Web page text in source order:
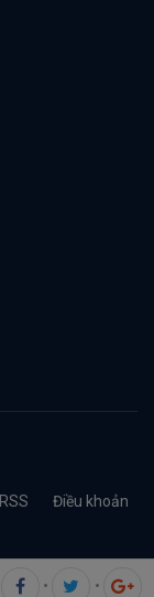
• •
RSS Điều khoản